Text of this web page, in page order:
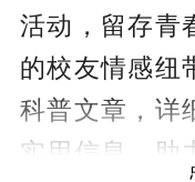
活动，留存青
的校友情感纽
科普文章，详
实用信息，助